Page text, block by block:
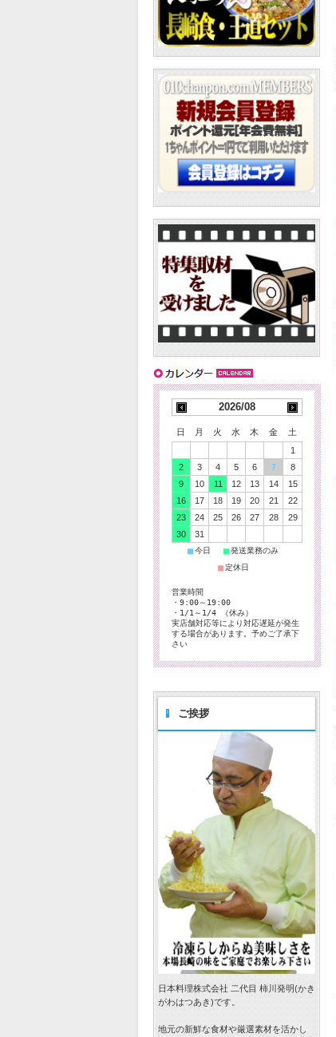
2026/08
日 月 火 水 木 金
土
1
2
3 4 5 6 7
8
9
10 11 12 13 14
15
16
17 18 19 20 21
22
23
24 25 26 27 28
29
30
31
■今日 ■発送業務のみ
■ 定休日
営業時間
・9:00～19:00
・1/1～1/4 （休み）
実店舗対応等により対応遅延が発生
する場合があります。予めご了承下
さい
ご挨拶
日本料理株式会社 二代目 柿川発明(かき
がわはつあき)です。
地元の新鮮な食材や厳選素材を活かし